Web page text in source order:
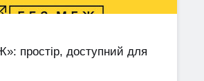
простір, доступний для